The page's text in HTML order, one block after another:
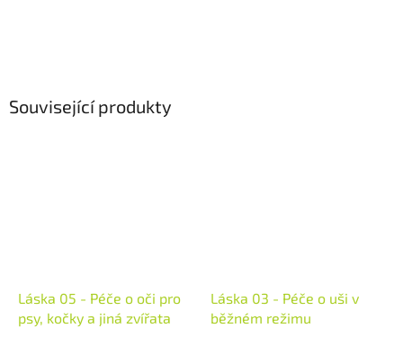
Související produkty
Láska 05 - Péče o oči pro
psy, kočky a jiná zvířata
Láska 03 - Péče o uši v
běžném režimu